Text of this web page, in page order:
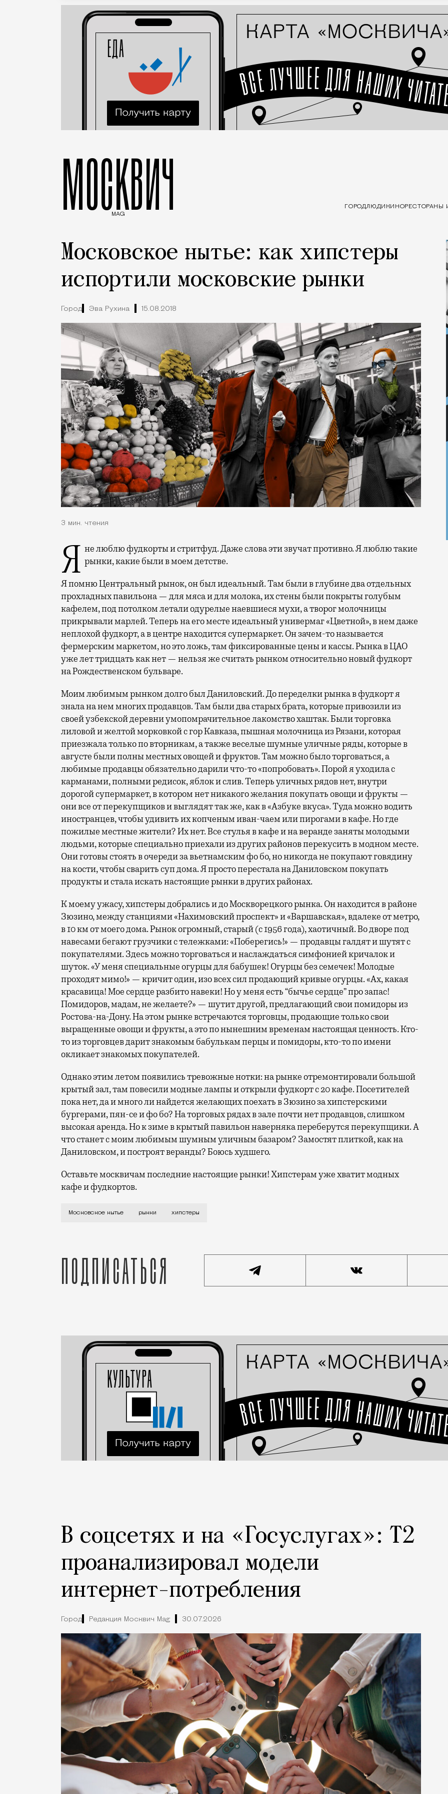
МОСКВИЧ
MAG
ГОРОДЛЮДИ КИНОРЕСТОРАНЫ
Московское нытье: как хипстеры
испортили московские рынки
Город Эва Рухина 15.08.2018
3 мин. чтения
Я не люблю фудкорты и стритфуд. Даже слова эти звучат противно. Я люблю такие рынки, какие были в моем детстве.
Я помню Центральный рынок, он был идеальный. Там были в глубине два отдельных
прохладных павильона — для мяса и для молока, их стены были покрыты голубым
кафелем, под потолком летали одурелые наевшиеся мухи, а творог молочницы
прикрывали марлей. Теперь на его месте идеальный универмаг «Цветной», в нем даже
неплохой фудкорт, а в центре находится супермаркет. Он зачем-то называется
фермерским маркетом, но это ложь, там фиксированные цены и кассы. Рынка в ЦАО
уже лет тридцать как нет — нельзя же считать рынком относительно новый фудкорт
на Рождественском бульваре.
Моим любимым рынком долго был Даниловский. До переделки рынка в фудкорт я
знала на нем многих продавцов. Там были два старых брата, которые привозили из
своей узбекской деревни умопомрачительное лакомство хаштак. Были торговка
лиловой и желтой морковкой с гор Кавказа, пышная молочница из Рязани, которая
приезжала только по вторникам, а также веселые шумные уличные ряды, которые в
августе были полны местных овощей и фруктов. Там можно было торговаться, а
любимые продавцы обязательно дарили что-то «попробовать». Порой я уходила с
карманами, полными редисок, яблок и слив. Теперь уличных рядов нет, внутри
дорогой супермаркет, в котором нет никакого желания покупать овощи и фрукты —
они все от перекупщиков и выглядят так же, как в «Азбуке вкуса». Туда можно водить
иностранцев, чтобы удивить их копченым иван-чаем или пирогами в кафе. Но где
пожилые местные жители? Их нет. Все стулья в кафе и на веранде заняты молодыми
людьми, которые специально приехали из других районов перекусить в модном месте.
Они готовы стоять в очереди за вьетнамским фо бо, но никогда не покупают говядину
на кости, чтобы сварить суп дома. Я просто перестала на Даниловском покупать
продукты и стала искать настоящие рынки в других районах.
К моему ужасу, хипстеры добрались и до Москворецкого рынка. Он находится в районе
Зюзино, между станциями «Нахимовский проспект» и «Варшавская», вдалеке от метро,
в 10 км от моего дома. Рынок огромный, старый (с 1956 года), хаотичный. Во дворе под
навесами бегают грузчики с тележками: «Поберегись!» — продавцы галдят и шутят с
покупателями. Здесь можно торговаться и наслаждаться симфонией кричалок и
шуток. «У меня специальные огурцы для бабушек! Огурцы без семечек! Молодые
проходят мимо!» — кричит один, изо всех сил продающий кривые огурцы. «Ах, какая
красавица! Мое сердце разбито навеки! Но у меня есть “бычье сердце” про запас!
Помидоров, мадам, не желаете?» — шутит другой, предлагающий свои помидоры из
Ростова-на-Дону. На этом рынке встречаются торговцы, продающие только свои
выращенные овощи и фрукты, а это по нынешним временам настоящая ценность. Кто-
то из торговцев дарит знакомым бабулькам перцы и помидоры, кто-то по имени
окликает знакомых покупателей.
Однако этим летом появились тревожные нотки: на рынке отремонтировали большой
крытый зал, там повесили модные лампы и открыли фудкорт с 20 кафе. Посетителей
пока нет, да и много ли найдется желающих поехать в Зюзино за хипстерскими
бургерами, пян-се и фо бо? На торговых рядах в зале почти нет продавцов, слишком
высокая аренда. Но к зиме в крытый павильон наверняка переберутся перекупщики. А
что станет с моим любимым шумным уличным базаром? Замостят плиткой, как на
Даниловском, и построят веранды? Боюсь худшего.
Оставьте москвичам последние настоящие рынки! Хипстерам уже хватит модных
кафе и фудкортов.
Я не люблю фудкорты и стритфуд. Даже слова эти звучат противно. Я люблю такие рынки,
Московское нытье рынки хипстеры
Подписаться
В соцсетях и на «Госуслугах»: Т2
проанализировал модели
интернет-потребления
Город Редакция Москвич Mag 30.07.2026